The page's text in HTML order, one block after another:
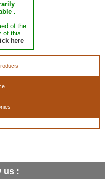
.
of the
of this
here
us :